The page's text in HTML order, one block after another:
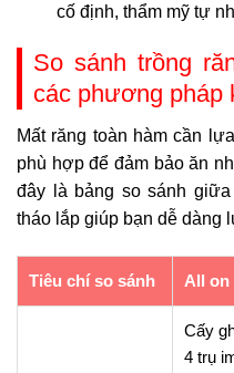
cố định, thẩm mỹ tự
So sánh trồng
các phương pháp
Mất răng toàn hàm cần
phù hợp để đảm bảo ăn
đây là bảng so sánh
tháo lắp giúp bạn dễ dàng
Tiêu chí so sánh All on
Cấy
4 trụ